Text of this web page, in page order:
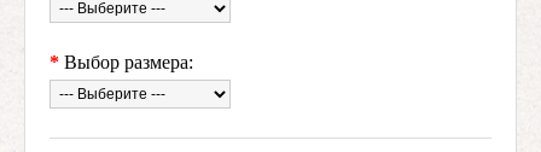
* Выбор размера: